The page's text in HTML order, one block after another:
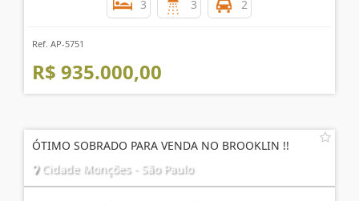
3 3 2
Ref. AP-5751
R$ 935.000,00
ÓTIMO SOBRADO PARA VENDA NO BROOKLIN !!
Cidade Monções - São Paulo